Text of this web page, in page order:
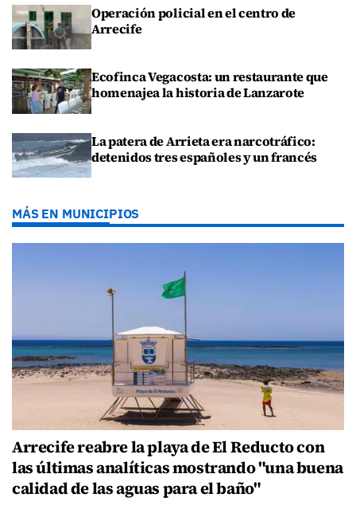
Operación policial en el centro de
Arrecife
Ecofinca Vegacosta: un restaurante que
homenajea la historia de Lanzarote
La patera de Arrieta era narcotráfico:
detenidos tres españoles y un francés
MÁS EN MUNICIPIOS
Arrecife reabre la playa de El Reducto con
las últimas analíticas mostrando "una buena
calidad de las aguas para el baño"